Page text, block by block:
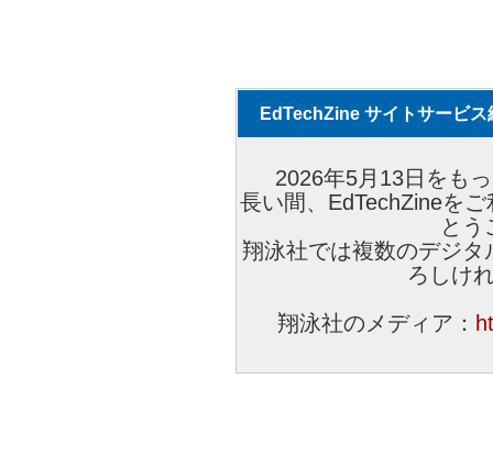
EdTechZine サイトサービス
2026年5月13日をも
長い間、EdTechZineを
とう
翔泳社では複数のデジ
ろしけ
翔泳社のメディア：